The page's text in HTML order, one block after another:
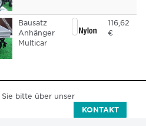
Bausatz
Anhänger
Multicar
116,62
€
bitte über unser
KONTAKT